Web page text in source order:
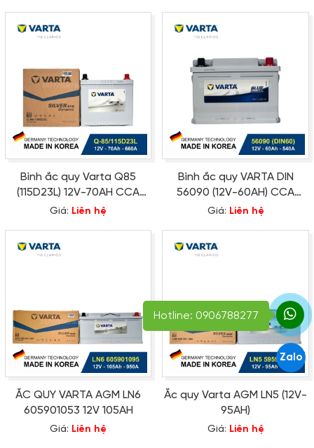
Bình ắc quy Varta Q85
(115D23L) 12V-70AH CCA
660A
Giá: Liên hệ
Bình ắc quy VARTA DIN
56090 (12V-60AH) CCA
540A
Giá: Liên hệ
ẮC QUY VARTA AGM LN6
605901053 12V 105AH
Giá: Liên hệ
Ắc quy Varta AGM LN5 (12V-
95AH)
Giá: Liên hệ
Hotline: 0906788277
Zalo